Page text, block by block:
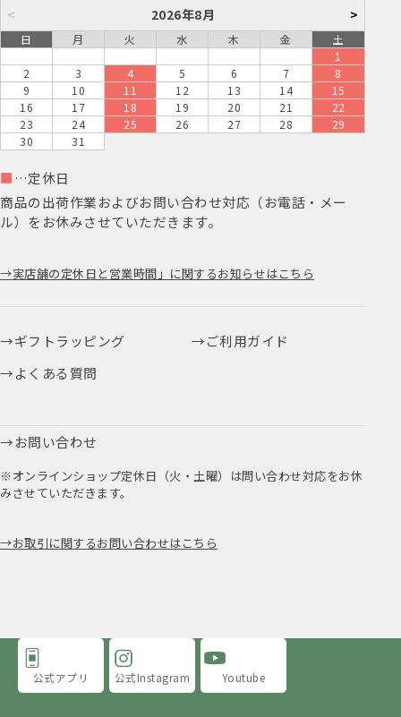
< 2026年8月 >
日 月 火 水 木 金
土
1
2
3 4 5 6 7
8
9
10 11 12 13 14
15
16
17 18 19 20 21
22
23
24 25 26 27 28
29
30
31
■ …定休日
商品の出荷作業およびお問い合わせ対応（お電話・メー
ル）をお休みさせていただきます。
実店舗の定休日と営業時間」に関するお知らせはこちら
ギフトラッピング
ご利用ガイド
よくある質問
お問い合わせ
※オンラインショップ定休日（火・土曜）は問い合わせ対応をお休
みさせていただきます。
お取引に関するお問い合わせはこちら
公式アプリ 公式Instagram Youtube